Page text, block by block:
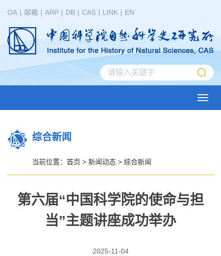
OA | 邮箱 | ARP | DB | CAS | LINK | EN
综合新闻
当前位置： 首页 > 新闻动态 > 综合新闻
第六届“中国科学院的使命与担
当”主题讲座成功举办
2025-11-04